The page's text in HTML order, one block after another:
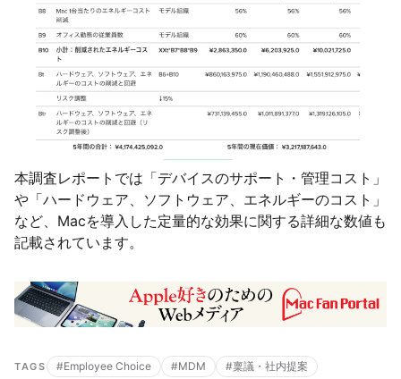
本調査レポートでは「デバイスのサポート・管理コスト」
や「ハードウェア、ソフトウェア、エネルギーのコスト」
など、Macを導入した定量的な効果に関する詳細な数値も
記載されています。
TAGS #Employee Choice #MDM #稟議・社内提案